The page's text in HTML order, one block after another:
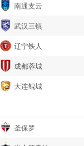
南通支云
武汉三镇
辽宁铁人
成都蓉城
大连鲲城
圣保罗